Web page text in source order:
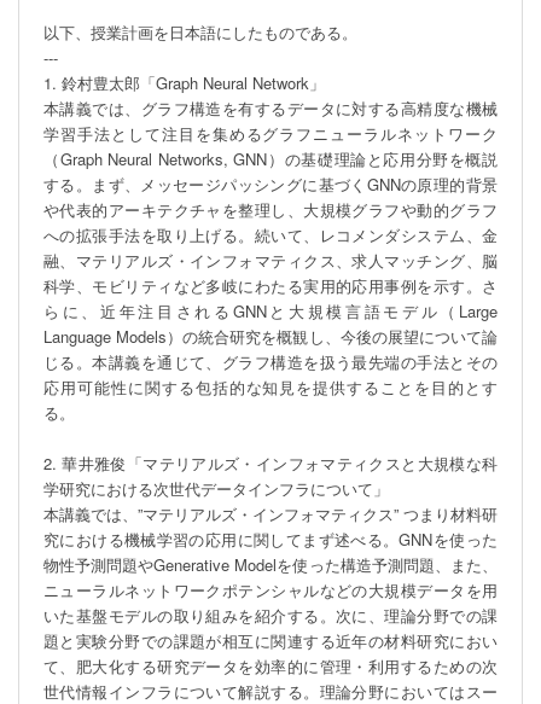
以下、授業計画を日本語にしたものである。
---
1. 鈴村豊太郎「Graph Neural Network」
本講義では、グラフ構造を有するデータに対する高精度な機械
学習手法として注目を集めるグラフニューラルネットワーク
（Graph Neural Networks, GNN）の基礎理論と応用分野を概説
する。まず、メッセージパッシングに基づくGNNの原理的背景
や代表的アーキテクチャを整理し、大規模グラフや動的グラフ
への拡張手法を取り上げる。続いて、レコメンダシステム、金
融、マテリアルズ・インフォマティクス、求人マッチング、脳
科学、モビリティなど多岐にわたる実用的応用事例を示す。さ
らに、近年注目されるGNNと大規模言語モデル（Large
Language Models）の統合研究を概観し、今後の展望について論
じる。本講義を通じて、グラフ構造を扱う最先端の手法とその
応用可能性に関する包括的な知見を提供することを目的とす
る。
2. 華井雅俊「マテリアルズ・インフォマティクスと大規模な科
学研究における次世代データインフラについて」
本講義では、”マテリアルズ・インフォマティクス” つまり材料研
究における機械学習の応用に関してまず述べる。GNNを使った
物性予測問題やGenerative Modelを使った構造予測問題、また、
ニューラルネットワークポテンシャルなどの大規模データを用
いた基盤モデルの取り組みを紹介する。次に、理論分野での課
題と実験分野での課題が相互に関連する近年の材料研究におい
て、肥大化する研究データを効率的に管理・利用するための次
世代情報インフラについて解説する。理論分野においてはスー